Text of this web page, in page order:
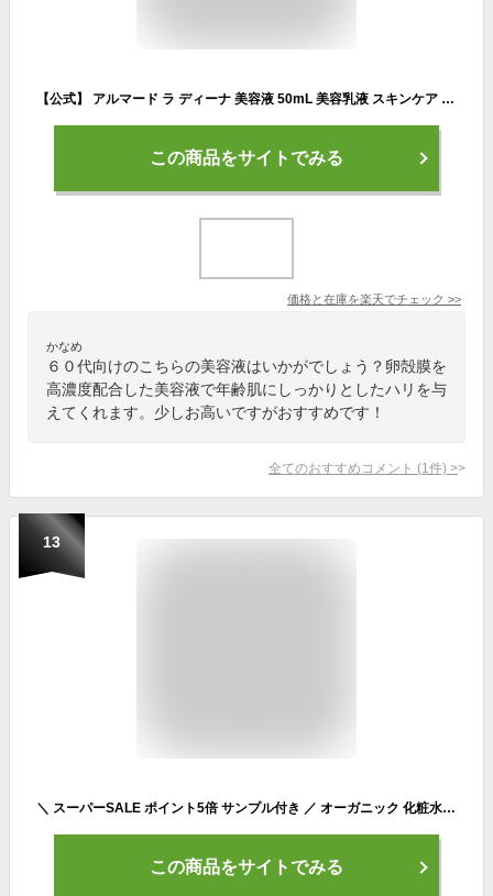
【公式】 アルマード ラ ディーナ 美容液 50mL 美容乳液 スキンケア 化粧水 クリーム ヒアルロン酸 アミノ酸 コラーゲン 洗顔後ケア 保湿 美肌 敏感肌 乾燥肌 エイジングケア レディース 30代 40代 50代 60代 送料無料
この商品をサイトでみる
価格と在庫を楽天でチェック >>
かなめ
６０代向けのこちらの美容液はいかがでしょう？卵殻膜を
高濃度配合した美容液で年齢肌にしっかりとしたハリを与
えてくれます。少しお高いですがおすすめです！
全てのおすすめコメント (1 件) >
13
＼ スーパーSALE ポイント5倍 サンプル付き ／ オーガニック 化粧水 美容液 ジュエルアップミスト 乾燥 シワ たるみ ハリ あす楽 送料無料 レディース メンズ エイジングケア うるおい 無添加 ローズ プラチナ 20代 30代 40代 50代 60代
この商品をサイトでみる